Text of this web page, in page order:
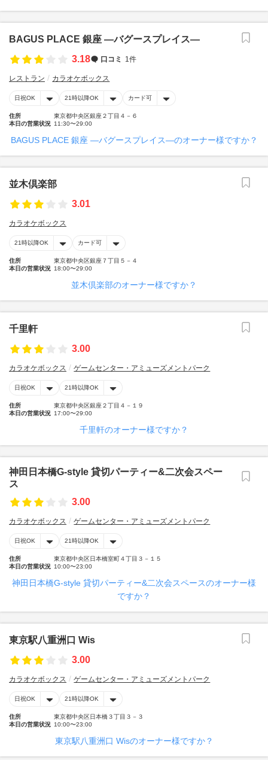
BAGUS PLACE 銀座 ―バグースプレイス―
3.18
口コミ 1件
レストラン カラオケボックス
日祝OK 21時以降OK カード可
住所
東京都中央区銀座２丁目４－６
本日の営業状況 11:30〜29:00
BAGUS PLACE 銀座 ―バグースプレイス―のオーナー様ですか？
並木倶楽部
3.01
カラオケボックス
21時以降OK カード可
住所
東京都中央区銀座７丁目５－４
本日の営業状況 18:00〜29:00
並木倶楽部のオーナー様ですか？
千里軒
3.00
カラオケボックス ゲームセンター・アミューズメントパーク
日祝OK 21時以降OK
住所
東京都中央区銀座２丁目４－１９
本日の営業状況 17:00〜29:00
千里軒のオーナー様ですか？
神田日本橋G-style 貸切パーティー&二次会スペー
ス
3.00
カラオケボックス ゲームセンター・アミューズメントパーク
日祝OK 21時以降OK
住所
東京都中央区日本橋室町４丁目３－１５
本日の営業状況 10:00〜23:00
神田日本橋G-style 貸切パーティー&二次会スペースのオーナー様
ですか？
東京駅八重洲口 Wis
3.00
カラオケボックス ゲームセンター・アミューズメントパーク
日祝OK 21時以降OK
住所
東京都中央区日本橋３丁目３－３
本日の営業状況 10:00〜23:00
東京駅八重洲口 Wisのオーナー様ですか？